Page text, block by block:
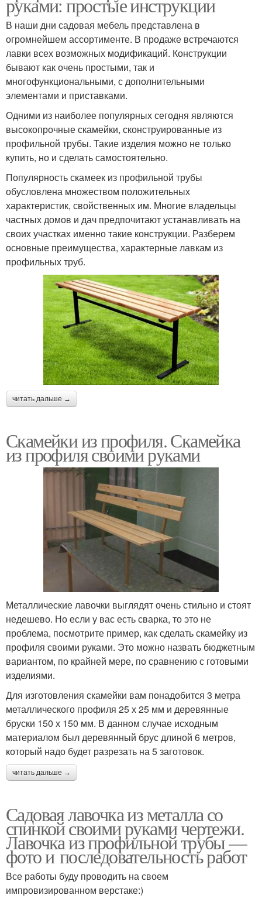
В наши дни садовая мебель представлена в
огромнейшем ассортименте. В продаже встречаются
лавки всех возможных модификаций. Конструкции
бывают как очень простыми, так и
многофункциональными, с дополнительными
элементами и приставками.
Одними из наиболее популярных сегодня являются
высокопрочные скамейки, сконструированные из
профильной трубы. Такие изделия можно не только
купить, но и сделать самостоятельно.
Популярность скамеек из профильной трубы
обусловлена множеством положительных
характеристик, свойственных им. Многие владельцы
частных домов и дач предпочитают устанавливать на
своих участках именно такие конструкции. Разберем
основные преимущества, характерные лавкам из
профильных труб.
читать дальше →
Скамейки из профиля. Скамейка
из профиля своими руками
Металлические лавочки выглядят очень стильно и стоят
недешево. Но если у вас есть сварка, то это не
проблема, посмотрите пример, как сделать скамейку из
профиля своими руками. Это можно назвать бюджетным
вариантом, по крайней мере, по сравнению с готовыми
изделиями.
Для изготовления скамейки вам понадобится 3 метра
металлического профиля 25 х 25 мм и деревянные
бруски 150 х 150 мм. В данном случае исходным
материалом был деревянный брус длиной 6 метров,
который надо будет разрезать на 5 заготовок.
читать дальше →
Садовая лавочка из металла со
спинкой своими руками чертежи.
Лавочка из профильной трубы —
фото и последовательность работ
Все работы буду проводить на своем
импровизированном верстаке:)